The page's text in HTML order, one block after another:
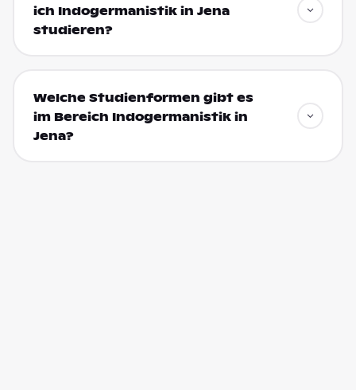
ich Indogermanistik in Jena
studieren?
Welche Studienformen gibt es
im Bereich Indogermanistik in
Jena?